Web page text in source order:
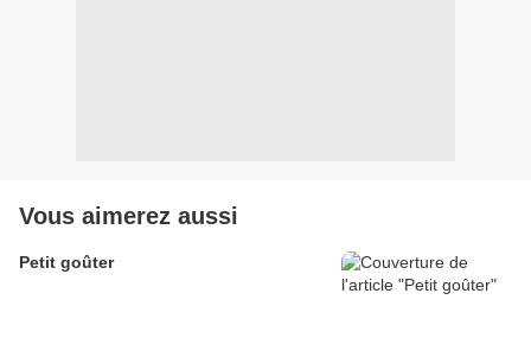
Vous aimerez aussi
Petit goûter